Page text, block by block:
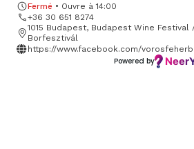
Fermé • Ouvre à 14:00
+36 30 651 8274
1015 Budapest, Budapest Wine Festival
Borfesztivál
https://www.facebook.com/
Powered by